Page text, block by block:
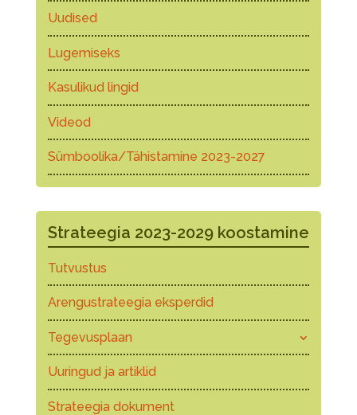
Uudised
Lugemiseks
Kasulikud lingid
Videod
Sümboolika/Tähistamine 2023-2027
Strateegia 2023-2029 koostamine
Tutvustus
Arengustrateegia eksperdid
Tegevusplaan
Uuringud ja artiklid
Strateegia dokument